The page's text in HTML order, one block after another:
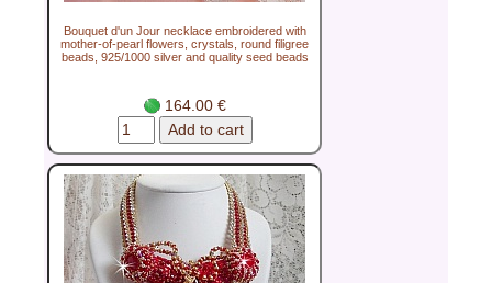
Bouquet d'un Jour necklace embroidered with
mother-of-pearl flowers, crystals, round filigree
beads, 925/1000 silver and quality seed beads
164.00 €